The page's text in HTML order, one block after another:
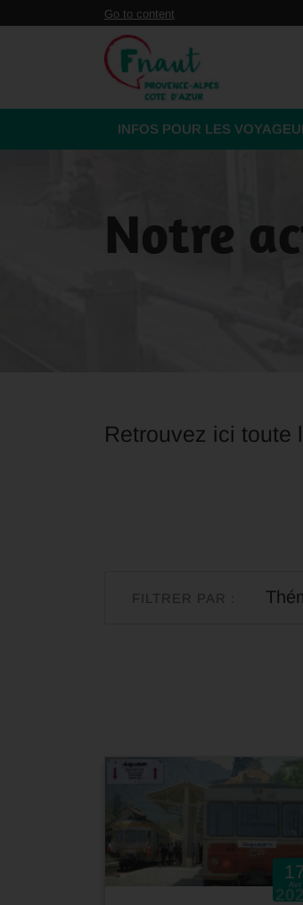
Panneau de gestion des cookies
Go to content
INFOS POUR LES
Notre
Retrouvez ici toute
FILTRER PAR :
Avr